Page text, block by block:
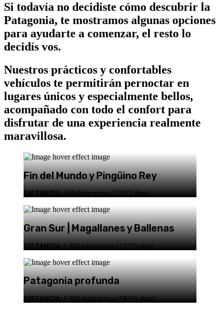
Si todavía no decidiste cómo descubrir la
Patagonia, te mostramos algunas opciones
para ayudarte a comenzar, el resto lo
decidís vos.
Nuestros prácticos y confortables
vehículos te permitirán pernoctar en
lugares únicos y especialmente bellos,
acompañado con todo el confort para
disfrutar de una experiencia realmente
maravillosa.
Fin del Mundo y Pingüino Rey
DISTANCIA:950 Kilómetros (10/12 días)
Gran Sur | Magallanes y Ballenas
DISTANCIA:1.400 kilómetros (12/15 días)
Patagonia profunda
DISTANCIA:1.900 Kilómetros (18/21 días)